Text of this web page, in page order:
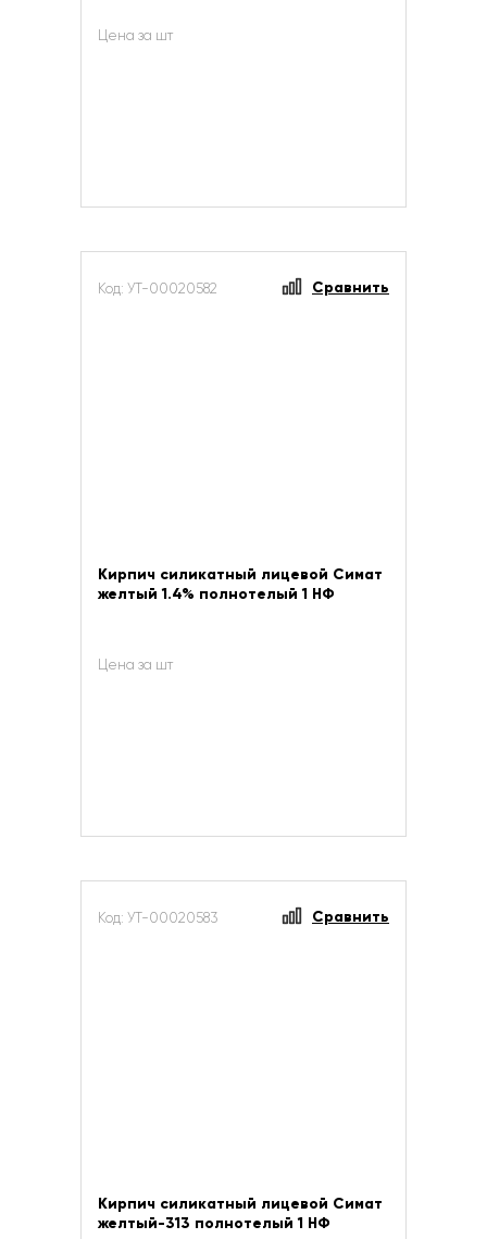
Цена за шт
Код: УТ-00020582 Сравнить
Кирпич силикатный лицевой Симат
желтый 1.4% полнотелый 1 НФ
Цена за шт
Код: УТ-00020583 Сравнить
Кирпич силикатный лицевой Симат
желтый-313 полнотелый 1 НФ